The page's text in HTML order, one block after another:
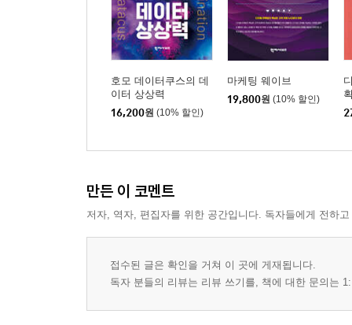
디지털 플랫폼은 어디로 진화하는가
고객에게 다가가는 플랫폼 이원화 전략
고객과 직접 소통하는 D2C 전략
자사몰을 등에 업고 성장하는 스몰 브랜드들
브랜드를 중심으로 한 라이프스타일 플랫폼 설계
제3부 브랜드 유니버스의 설계
07 브랜드 유니버스 설계도
08 고객가치 창조(value creation)
호모 데이터쿠스의 데
이터 상상력
16,200원 (10% 할인)
마케팅 웨이브
19,800원 (10% 할인)
만든 이 코멘트
저자, 역자, 편집자를 위한 공간입니다. 독자들에게 전하
접수된 글은 확인을 거쳐 이 곳에 게재됩니다.
독자 분들의 리뷰는 리뷰 쓰기를, 책에 대한 문의는